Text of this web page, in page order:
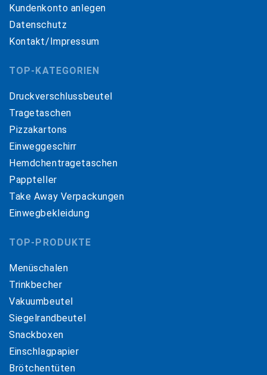
Kundenkonto anlegen
Datenschutz
Kontakt/Impressum
TOP-KATEGORIEN
Druckverschlussbeutel
Tragetaschen
Pizzakartons
Einweggeschirr
Hemdchentragetaschen
Pappteller
Take Away Verpackungen
Einwegbekleidung
TOP-PRODUKTE
Menüschalen
Trinkbecher
Vakuumbeutel
Siegelrandbeutel
Snackboxen
Einschlagpapier
Brötchentüten